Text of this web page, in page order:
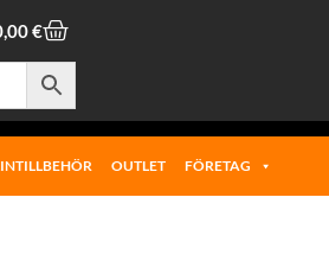
€
OUTLET FÖRETAG